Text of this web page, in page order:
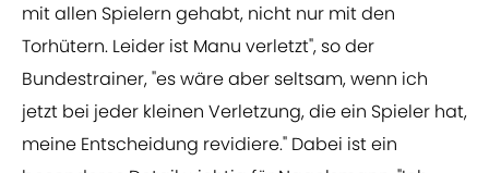
mit allen Spielern gehabt, nicht nur mit den
Torhütern. Leider ist Manu verletzt", so der
Bundestrainer, "es wäre aber seltsam, wenn ich
jetzt bei jeder kleinen Verletzung, die ein Spieler hat,
meine Entscheidung revidiere." Dabei ist ein